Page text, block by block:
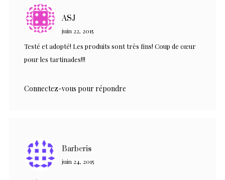
ASJ
juin 22, 2015
Testé et adopté! Les produits sont très fins! Coup de cœur
pour les tartinades!!!
Connectez-vous pour répondre
Barberis
juin 24, 2015